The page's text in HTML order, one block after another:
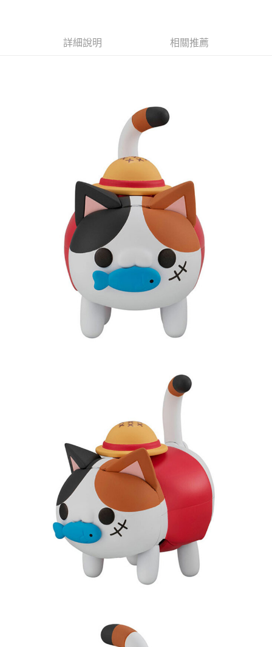
法說明評估內容。
1.本服務係由「台灣大哥大股份有限公司」（以下簡稱本公司）所提供，讓
用戶於交易時，得透過本服務購買商品或服務，並由商店將買賣／分期付款
2.基於同意付款使用「大哥付你分期」之契約關係目的，商店將以您的個人
資料（包含姓名、電話或地址）提供予台灣大哥大進項蒐集、處理及利用，
由本公司與您本人進行分期帳單所需資料之確認、核對及更正。
3.完整用戶服務條款，請詳閱以下連結：https://oppay.tw/userRule
預購-付款後全家取貨(舊)
每筆NT$90，滿NT$3,000(含以上)免運費
每筆NT$90，滿NT$3,000(含以上)免運費
每筆NT$120，滿NT$3,000(含以上)免運費
每筆NT$160，滿NT$3,000(含以上)免運費
東海門市自取，需自備購物袋取貨唷。
詳細說明 相關推薦